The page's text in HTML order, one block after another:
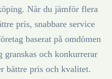
. När du jämför flera
pris, snabbare service
baserat på omdömen
och konkurrerar
bättre pris och kvalitet.